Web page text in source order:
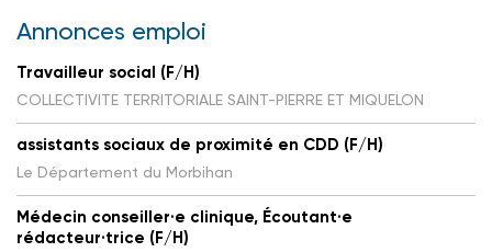
Annonces emploi
Travailleur social (F/H)
COLLECTIVITE TERRITORIALE SAINT-PIERRE ET MIQUELON
assistants sociaux de proximité en CDD (F/H)
Le Département du Morbihan
Médecin conseiller·e clinique, Écoutant·e
rédacteur·trice (F/H)